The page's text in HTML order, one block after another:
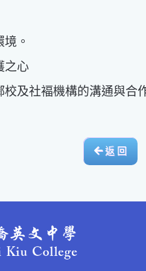
。
之心
及社褔機構的溝通與合
返 回